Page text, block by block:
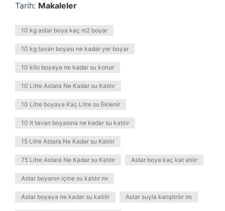
Tarih: Makaleler
10 kg astar boya kaç m2 boyar
10 kg tavan boyası ne kadar yer boyar
10 kilo boyaya ne kadar su konur
10 Litre Astara Ne Kadar su Katılır
10 Litre boyaya Kaç Litre su Eklenir
10 lt tavan boyasına ne kadar su katılır
15 Litre Astara Ne Kadar su Katılır
75 Litre Astara Ne Kadar su Katılır Astar boya kaç kat atılır
Astar boyanın içine su katılır mı
Astar boyaya ne kadar su katılir Astar suyla karıştırılır mı